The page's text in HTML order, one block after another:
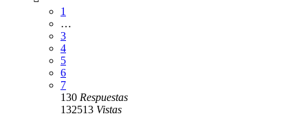
1
…
3
4
5
6
7
130 Respuestas
132513 Vistas